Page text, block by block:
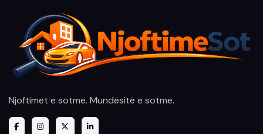
Njoftimet e sotme. Mundësitë e sotme.